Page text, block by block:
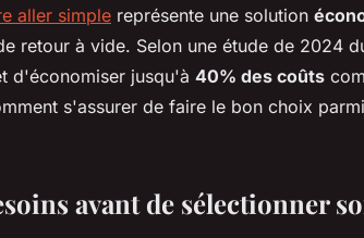
aller simple représente une solution
retour à vide. Selon une étude de 2024
d'économiser jusqu'à 40% des coûts
s'assurer de faire le bon choix
avant de sélectionner